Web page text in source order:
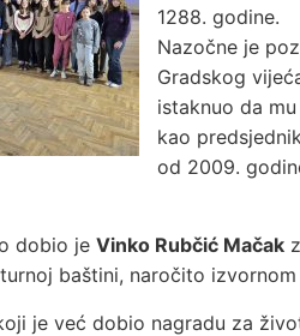
1288. godine.
Nazočne je
Gradskog
istaknuo da
kao
od 2009.
dobio je Vinko Rubčić Mačak
baštini, naročito
je već dobio nagradu za